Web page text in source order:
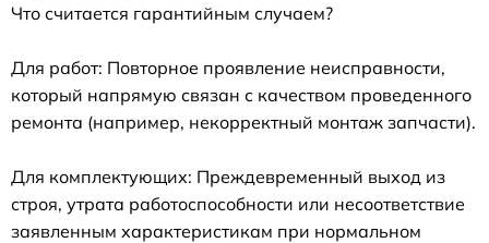
Что считается гарантийным случаем?
Для работ: Повторное проявление неисправности,
который напрямую связан с качеством проведенного
ремонта (например, некорректный монтаж запчасти).
Для комплектующих: Преждевременный выход из
строя, утрата работоспособности или несоответствие
заявленным характеристикам при нормальном